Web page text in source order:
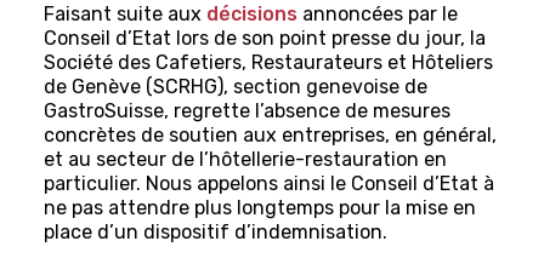
Faisant suite aux décisions annoncées par le
Conseil d’Etat lors de son point presse du jour, la
Société des Cafetiers, Restaurateurs et Hôteliers
de Genève (SCRHG), section genevoise de
GastroSuisse, regrette l’absence de mesures
concrètes de soutien aux entreprises, en général,
et au secteur de l’hôtellerie-restauration en
particulier. Nous appelons ainsi le Conseil d’Etat à
ne pas attendre plus longtemps pour la mise en
place d’un dispositif d’indemnisation.